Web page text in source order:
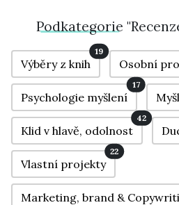
Podkategorie
Výběry z knih
19
Osobní
Psychologie myšlení
17
Klid v hlavě, odolnost
42
Vlastní projekty
22
Marketing, brand &